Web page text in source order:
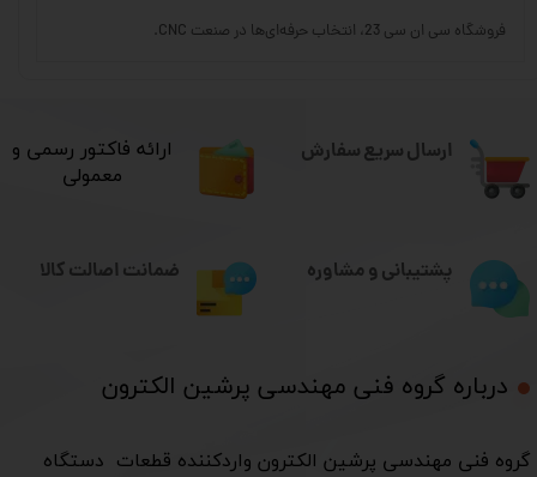
فروشگاه سی ان سی 23، انتخاب حرفه‌ای‌ها در صنعت CNC.
ارسال سریع سفارش
درباره گروه فنی مهندسی پرشین الکترون​​​​​​​
​گروه فنی مهندسی پرشین الکترون واردکننده قطعات دستگاه
​ارائه فاکتور رسمی و
معمولی
پشتیبانی و مشاوره ضمانت اصالت کالا